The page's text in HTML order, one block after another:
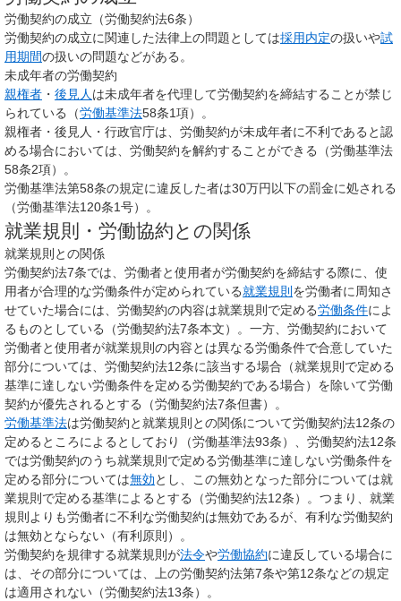
労働契約の成立（労働契約法6条）
労働契約の成立に関連した法律上の問題としては採用内定の扱いや試
用期間の扱いの問題などがある。
未成年者の労働契約
親権者 ・ 後見人は未成年者を代理して労働契約を締結することが禁じ
られている（労働基準法58条1項）。
親権者・後見人・行政官庁は、労働契約が未成年者に不利であると認
める場合においては、労働契約を解約することができる（労働基準法
58条2項）。
労働基準法第58条の規定に違反した者は30万円以下の罰金に処される
（労働基準法120条1号）。
就業規則・労働協約との関係
就業規則との関係
労働契約法7条では、労働者と使用者が労働契約を締結する際に、使
用者が合理的な労働条件が定められている就業規則 を労働者に周知さ
せていた場合には、労働契約の内容は就業規則で定める労働条件によ
るものとしている（労働契約法7条本文）。一方、労働契約において
労働者と使用者が就業規則の内容とは異なる労働条件で合意していた
部分については、労働契約法12条に該当する場合（就業規則で定める
基準に達しない労働条件を定める労働契約である場合）を除いて労働
契約が優先されるとする（労働契約法7条但書）。
労働基準法は労働契約と就業規則との関係について労働契約法12条の
定めるところによるとしており（労働基準法93条）、労働契約法12条
では労働契約のうち就業規則で定める労働基準に達しない労働条件を
定める部分については無効とし、この無効となった部分については就
業規則で定める基準によるとする（労働契約法12条）。つまり、就業
規則よりも労働者に不利な労働契約は無効であるが、有利な労働契約
は無効とならない（有利原則）。
労働契約を規律する就業規則が法令や労働協約に違反している場合に
は、その部分については、上の労働契約法第7条や第12条などの規定
は適用されない（労働契約法13条）。